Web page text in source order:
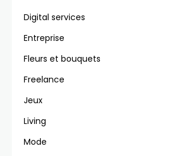
Digital services
Entreprise
Fleurs et bouquets
Freelance
Jeux
Living
Mode